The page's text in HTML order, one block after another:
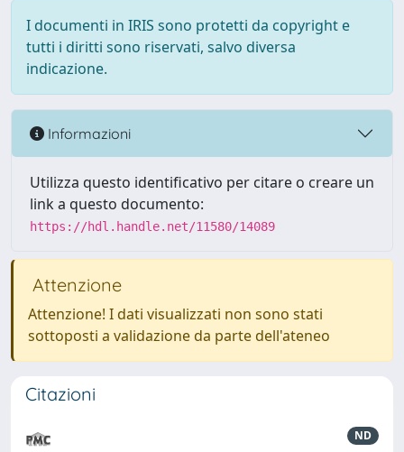
I documenti in IRIS sono protetti da copyright e
tutti i diritti sono riservati, salvo diversa
indicazione.
Informazioni
Utilizza questo identificativo per citare o creare un
link a questo documento:
https://hdl.handle.net/11580/14089
Attenzione
Attenzione! I dati visualizzati non sono stati
sottoposti a validazione da parte dell'ateneo
Citazioni
ND